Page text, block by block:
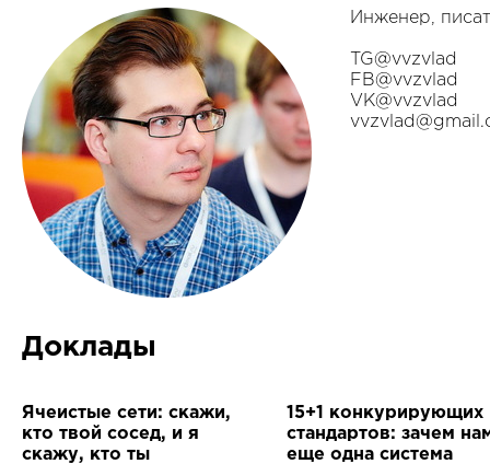
Инженер,
TG@vvzvlad
FB@vvzvlad
VK@vvzvlad
Доклады
Ячеистые сети: скажи,
кто твой сосед, и я
скажу, кто ты
15+1 конкурирующих
стандартов: зачем
еще одна система